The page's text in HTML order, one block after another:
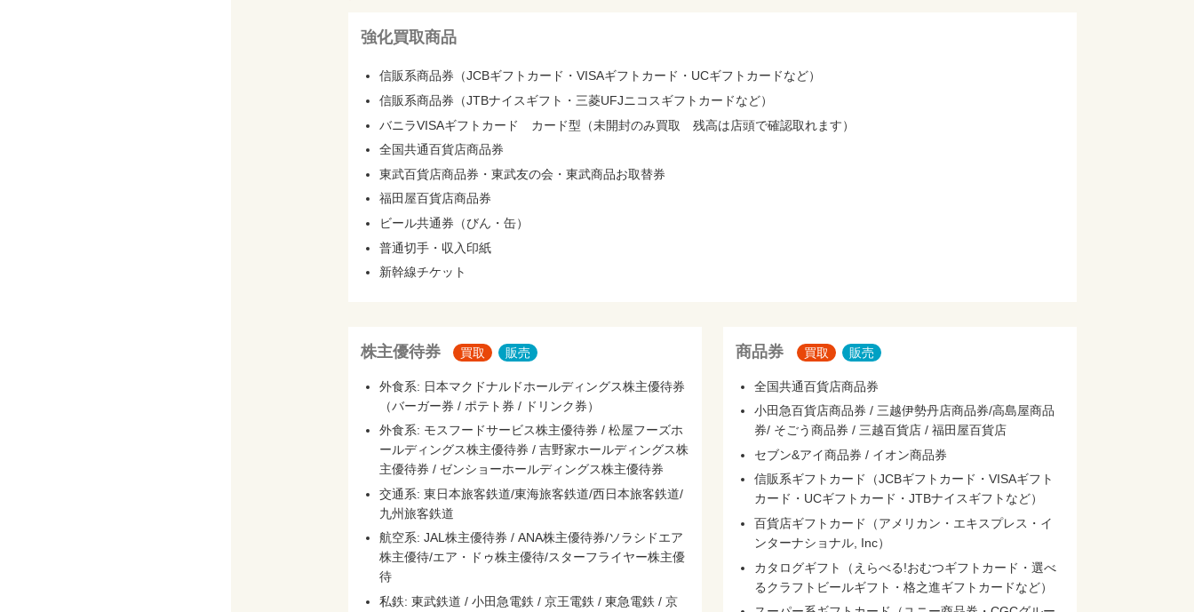
強化買取商品
信販系商品券（JCBギフトカード・VISAギフトカード・UCギフトカードなど）
信販系商品券（JTBナイスギフト・三菱UFJニコスギフトカードなど）
バニラVISAギフトカード カード型（未開封のみ買取 残高は店頭で確認取れます）
全国共通百貨店商品券
東武百貨店商品券・東武友の会・東武商品お取替券
福田屋百貨店商品券
ビール共通券（びん・缶）
普通切手・収入印紙
新幹線チケット
株主優待券 買取 販売
外食系: 日本マクドナルドホールディングス株主優待券
（バーガー券 / ポテト券 / ドリンク券）
外食系: モスフードサービス株主優待券 / 松屋フーズホ
ールディングス株主優待券 / 吉野家ホールディングス株
主優待券 / ゼンショーホールディングス株主優待券
交通系: 東日本旅客鉄道/東海旅客鉄道/西日本旅客鉄道/
九州旅客鉄道
航空系: JAL株主優待券 / ANA株主優待券/ソラシドエア
株主優待/エア・ドゥ株主優待/スターフライヤー株主優
待
私鉄: 東武鉄道 / 小田急電鉄 / 京王電鉄 / 東急電鉄 / 京
商品券 買取 販売
全国共通百貨店商品券
小田急百貨店商品券 / 三越伊勢丹店商品券/高島屋商品
券/ そごう商品券 / 三越百貨店 / 福田屋百貨店
セブン&アイ商品券 / イオン商品券
信販系ギフトカード（JCBギフトカード・VISAギフト
カード・UCギフトカード・JTBナイスギフトなど）
百貨店ギフトカード（アメリカン・エキスプレス・イ
ンターナショナル, Inc）
カタログギフト（えらべる!おむつギフトカード・選べ
るクラフトビールギフト・格之進ギフトカードなど）